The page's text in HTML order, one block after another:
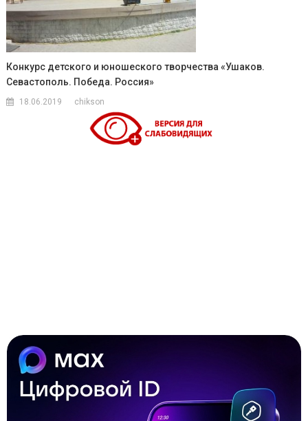
Конкурс детского и юношеского творчества «Ушаков.
Севастополь. Победа. Россия»
18.06.2019 chikson